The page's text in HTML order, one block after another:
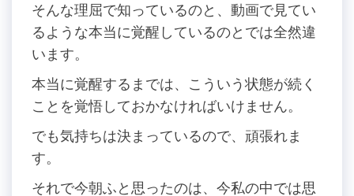
そんな理屈で知っているのと、動画で見てい
るような本当に覚醒しているのとでは全然違
います。
本当に覚醒するまでは、こういう状態が続く
ことを覚悟しておかなければいけません。
でも気持ちは決まっているので、頑張れま
す。
それで今朝ふと思ったのは、今私の中では思